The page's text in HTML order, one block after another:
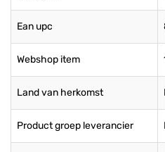
Ean upc
Webshop item
Land van herkomst
Product groep leverancier